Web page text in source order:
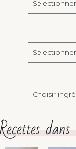
ingrédients
Recettes